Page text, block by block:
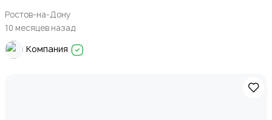
Ростов-на-Дону
10 месяцев назад
Компания